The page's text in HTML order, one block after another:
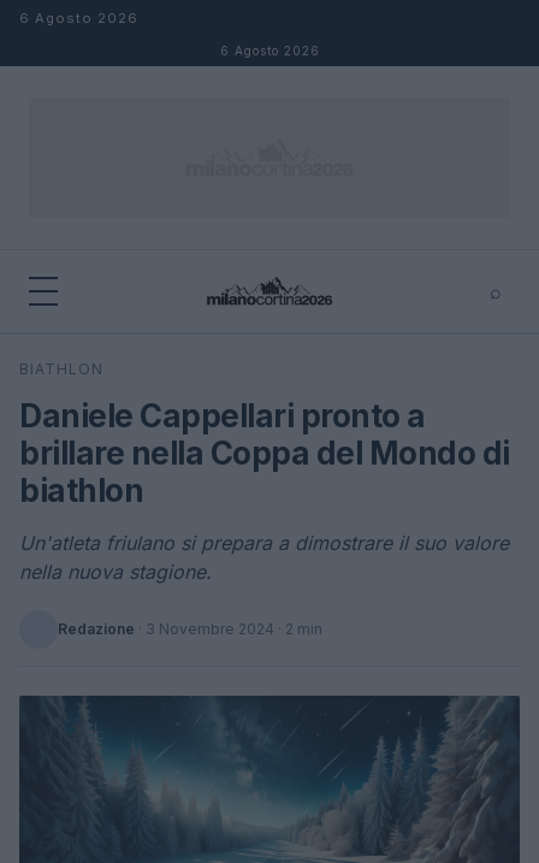
Salta al contenuto
6 Agosto 2026
6 Agosto 2026
⌕
Cerca
BIATHLON
Daniele Cappellari pronto a
brillare nella Coppa del Mondo di
biathlon
Un'atleta friulano si prepara a dimostrare il suo valore
nella nuova stagione.
Redazione · 3 Novembre 2024 · 2 min